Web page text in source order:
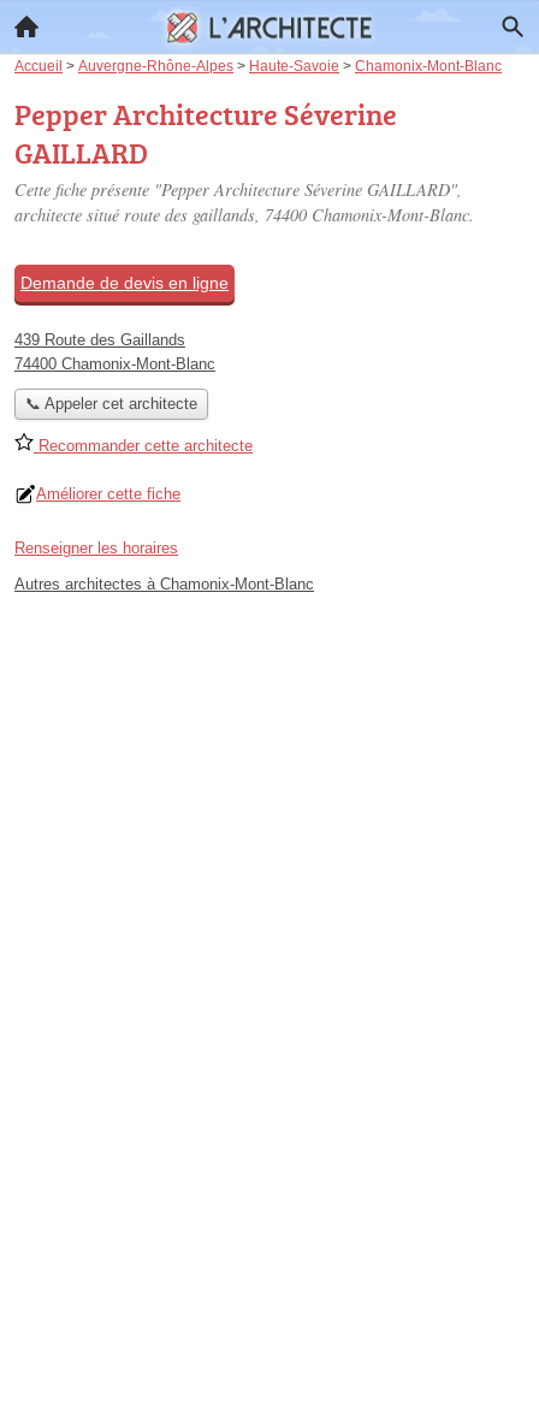
Accueil > Auvergne-Rhône-Alpes > Haute-Savoie > Chamonix-Mont-Blanc
Pepper Architecture Séverine
GAILLARD
Cette fiche présente "Pepper Architecture Séverine GAILLARD",
architecte situé route des gaillands, 74400 Chamonix-Mont-Blanc.
Demande de devis en ligne
439 Route des Gaillands
74400 Chamonix-Mont-Blanc
📞 Appeler cet architecte
Recommander cette architecte
Améliorer cette fiche
Renseigner les horaires
Autres architectes à Chamonix-Mont-Blanc